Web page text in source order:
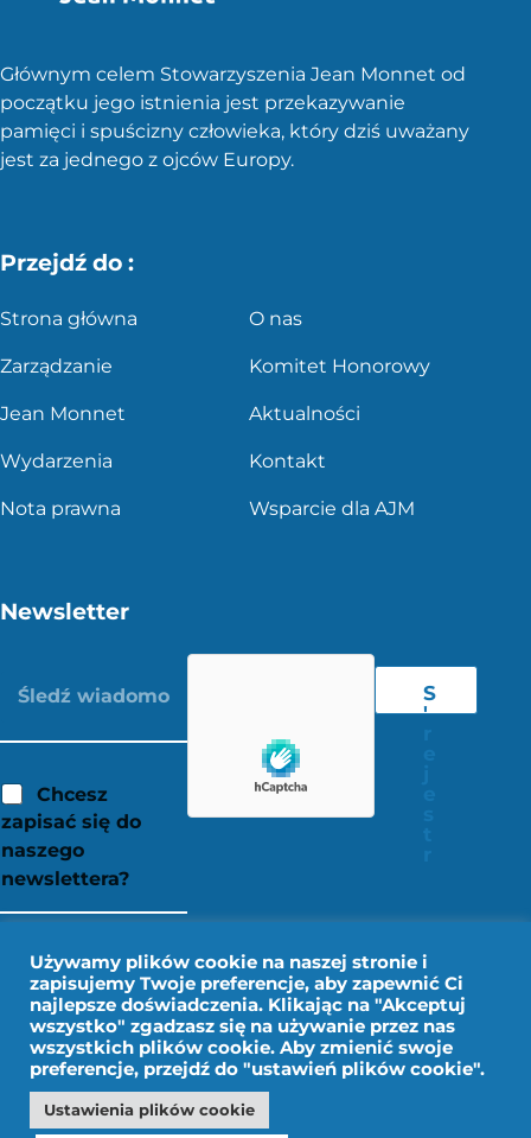
Głównym celem Stowarzyszenia Jean Monnet od
początku jego istnienia jest przekazywanie
pamięci i spuścizny człowieka, który dziś uważany
jest za jednego z ojców Europy.
Przejdź do :
Strona główna O nas
Zarządzanie Komitet Honorowy
Jean Monnet Aktualności
Wydarzenia Kontakt
Nota prawna Wsparcie dla AJM
Newsletter
Chcesz
zapisać się do
naszego
newslettera?
S
'
Nota prawna
Używamy plików cookie na naszej stronie i
zapisujemy Twoje preferencje, aby zapewnić Ci
najlepsze doświadczenia. Klikając na "Akceptuj
wszystko" zgadzasz się na używanie przez nas
wszystkich plików cookie. Aby zmienić swoje
preferencje, przejdź do "ustawień plików cookie".
Ustawienia plików cookie